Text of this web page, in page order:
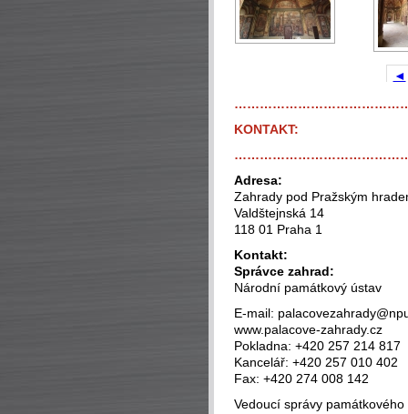
◄
KONTAKT:
Adresa:
Zahrady pod Pražským
Valdštejnská 14
118 01 Praha 1
Kontakt:
Správce zahrad:
Národní památkový ústav
E-mail:
www.palacove-zahrady.cz
Pokladna: +420 257 214 817
Kancelář: +420 257 010 402
Fax: +420 274 008 142
Vedoucí správy